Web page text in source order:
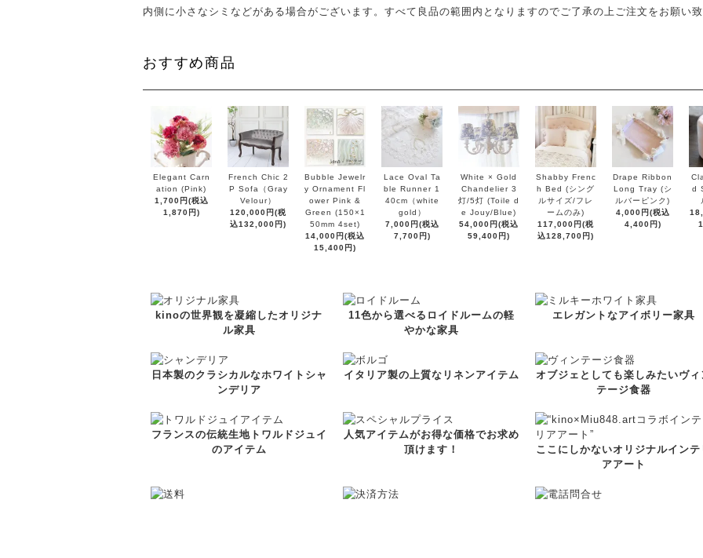
内側に小さなシミなどがある場合がございます。すべて良品の範囲内となりますのでご了承の上ご注文をお願い致
おすすめ商品
Elegant Carn
ation (Pink)
1,700円(税込
1,870円)
French Chic 2
P Sofa（Gray
Velour）
120,000円(税
込132,000円)
Bubble Jewelr
y Ornament Fl
ower Pink &
Green (150×1
50mm 4set)
14,000円(税込
15,400円)
Lace Oval Ta
ble Runner 1
40cm（white
gold）
7,000円(税込
7,700円)
White × Gold
Chandelier 3
灯/5灯 (Toile d
e Jouy/Blue)
54,000円(税込
59,400円)
Shabby Frenc
h Bed (シング
ルサイズ/フレ
ームのみ)
117,000円(税
込128,700円)
Drape Ribbon
Long Tray (シ
ルバーピンク)
4,000円(税込
4,400円)
d
kinoの世界観を凝縮したオリジナ
ル家具
11色から選べるロイドルームの軽
やかな家具
エレガントなアイボリー家具
日本製のクラシカルなホワイトシャ
ンデリア
イタリア製の上質なリネンアイテム
オブジェとしても楽しみたいヴィ
テージ食器
フランスの伝統生地トワルドジュイ
のアイテム
人気アイテムがお得な価格でお求め
頂けます！
ここにしかないオリジナルインテ
アアート